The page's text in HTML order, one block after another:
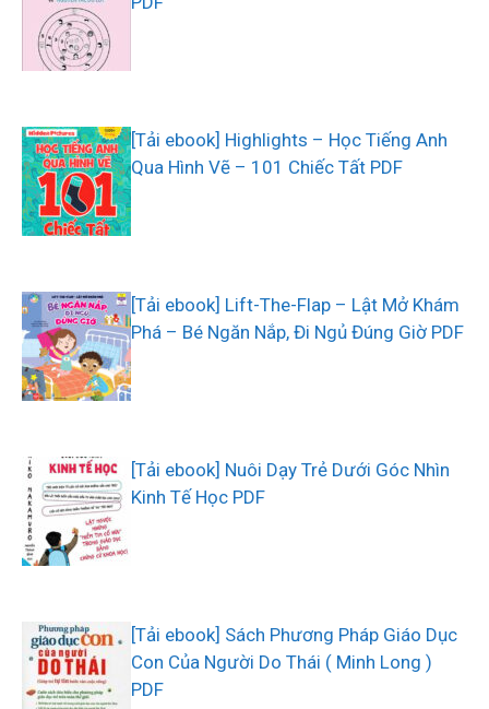
[Tải ebook] Highlights – Học Tiếng Anh
Qua Hình Vẽ – 101 Chiếc Tất PDF
[Tải ebook] Lift-The-Flap – Lật Mở Khám
Phá – Bé Ngăn Nắp, Đi Ngủ Đúng Giờ PDF
[Tải ebook] Nuôi Dạy Trẻ Dưới Góc Nhìn
Kinh Tế Học PDF
[Tải ebook] Sách Phương Pháp Giáo Dục
Con Của Người Do Thái ( Minh Long )
PDF